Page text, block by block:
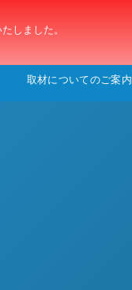
しました。
U-15）大会
取材についてのご案内